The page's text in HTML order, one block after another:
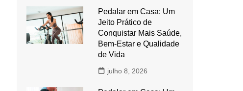
Pedalar em Casa: Um
Jeito Prático de
Conquistar Mais Saúde,
Bem-Estar e Qualidade
de Vida
julho 8, 2026